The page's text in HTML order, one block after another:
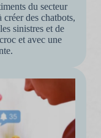
du secteur
créer des chatbots,
sinistres et de
et avec une